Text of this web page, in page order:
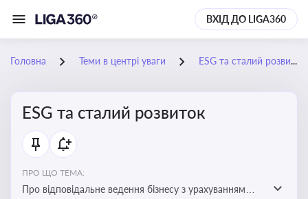
ВХІД ДО LIGA360
Головна Теми в центрі уваги ESG та сталий розвиток
ESG та сталий розвиток
ПРО ЩО ТЕМА:
Про відповідальне ведення бізнесу з урахуванням